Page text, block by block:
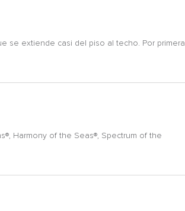
se extiende casi del piso al techo. Por primera
Harmony of the Seas®, Spectrum of the